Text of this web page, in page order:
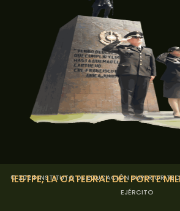
IESTPE, LA CATEDRAL DEL PORTE
© 2024 INSTITUTO DE EDUCACIÓN SUPERIOR
EJÉRCITO